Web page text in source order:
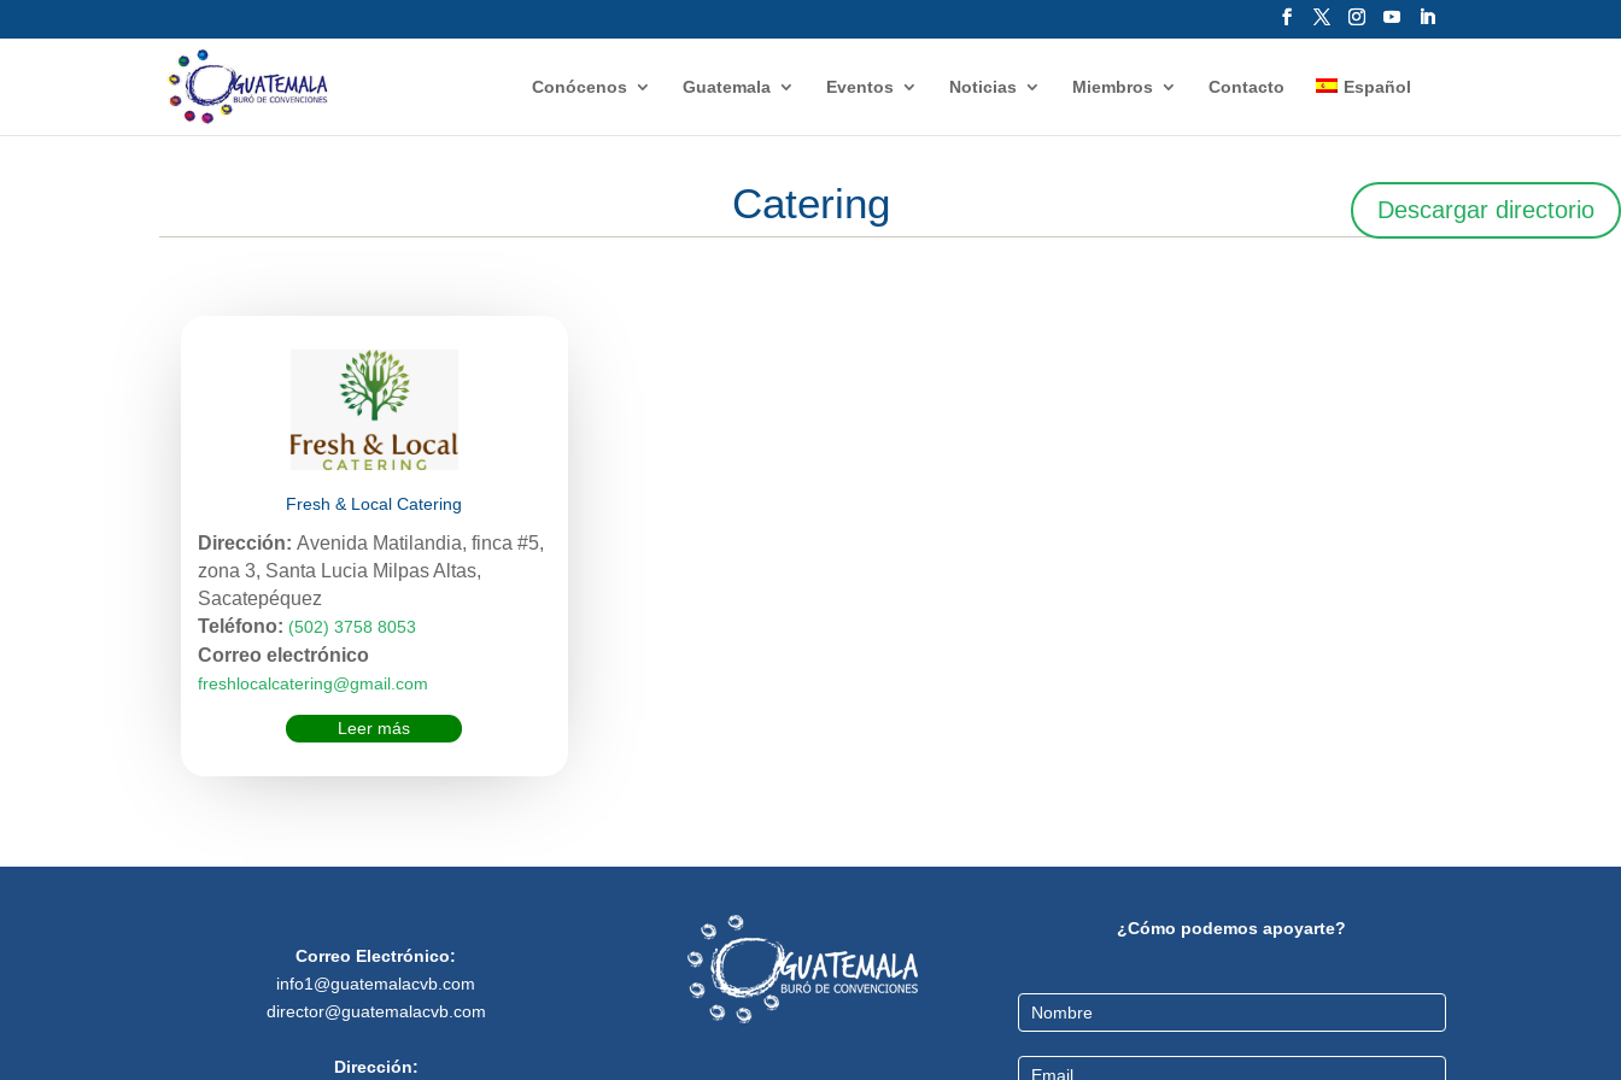
Conócenos Guatemala Eventos Noticias Miembros Contacto Español
Catering Descargar directorio
Fresh & Local Catering
Dirección: Avenida Matilandia, finca #5,
zona 3, Santa Lucia Milpas Altas,
Sacatepéquez
Teléfono: (502) 3758 8053
Correo electrónico
freshlocalcatering@gmail.com
Leer más
Correo Electrónico:
info1@guatemalacvb.com
director@guatemalacvb.com
Dirección:
¿Cómo podemos apoyarte?
Contact
Us